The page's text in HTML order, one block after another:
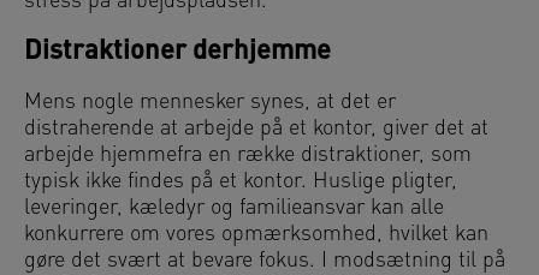
Distraktioner derhjemme
Mens nogle mennesker synes, at det er
distraherende at arbejde på et kontor, giver det at
arbejde hjemmefra en række distraktioner, som
typisk ikke findes på et kontor. Huslige pligter,
leveringer, kæledyr og familieansvar kan alle
konkurrere om vores opmærksomhed, hvilket kan
gøre det svært at bevare fokus. I modsætning til på